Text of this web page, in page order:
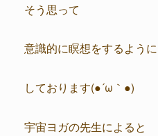
そう思って
意識的に瞑想をするように
しております(●´ω｀●)
宇宙ヨガの先生によると